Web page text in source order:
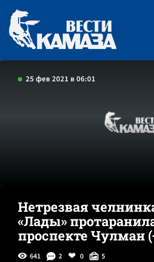
25 фев 2021 в 06:01
Нетрезвая
«Лады»
проспекте Чулман
641 2 0 5